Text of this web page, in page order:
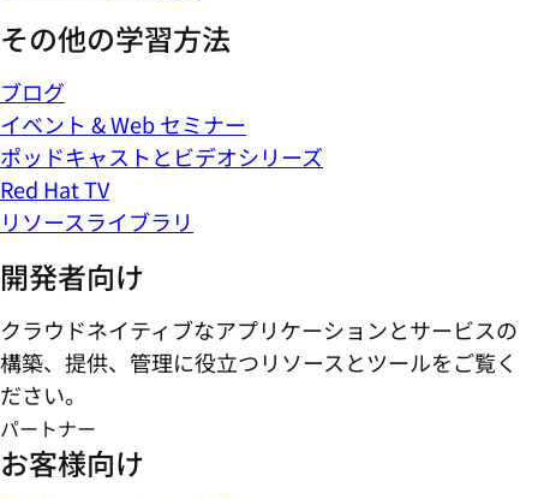
その他の学習方法
ブログ
イベント & Web セミナー
ポッドキャストとビデオシリーズ
Red Hat TV
リソースライブラリ
開発者向け
クラウドネイティブなアプリケーションとサービスの
構築、提供、管理に役立つリソースとツールをご覧く
ださい。
パートナー
お客様向け